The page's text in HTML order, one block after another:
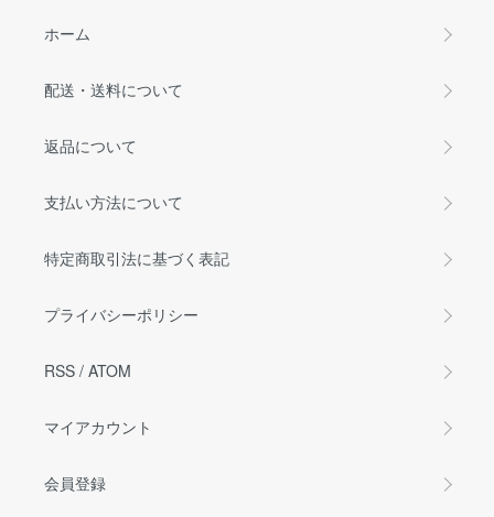
ホーム
配送・送料について
返品について
支払い方法について
特定商取引法に基づく表記
プライバシーポリシー
RSS / ATOM
マイアカウント
会員登録